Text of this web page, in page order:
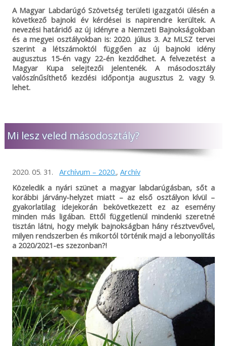
A Magyar Labdarúgó Szövetség területi igazgatói ülésén a
következő bajnoki év kérdései is napirendre kerültek. A
nevezési határidő az új idényre a Nemzeti Bajnokságokban
és a megyei osztályokban is: 2020. július 3. Az MLSZ tervei
szerint a létszámoktól függően az új bajnoki idény
augusztus 15-én vagy 22-én kezdődhet. A felvezetést a
Magyar Kupa selejtezői jelentenék. A másodosztály
valószínűsíthető kezdési időpontja augusztus 2. vagy 9.
lehet.
Mi lesz veled másodosztály?
2020. 05. 31. Archívum – 2020., Archív
Közeledik a nyári szünet a magyar labdarúgásban, sőt a
korábbi járvány-helyzet miatt – az első osztályon kívül –
gyakorlatilag idejekorán bekövetkezett ez az esemény
minden más ligában. Ettől függetlenül mindenki szeretné
tisztán látni, hogy melyik bajnokságban hány résztvevővel,
milyen rendszerben és mikortól történik majd a lebonyolítás
a 2020/2021-es szezonban?!